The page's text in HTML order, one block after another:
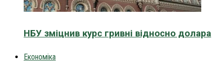
НБУ зміцнив курс гривні відносно долара
Економіка